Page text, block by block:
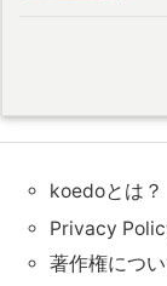
koedoとは？
Privacy
著作権につ